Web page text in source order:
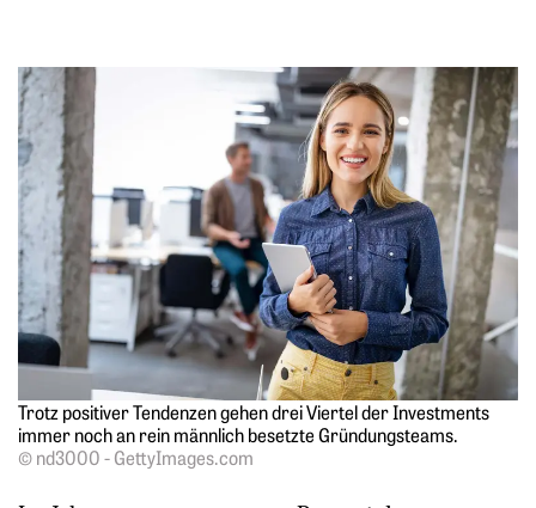
Trotz positiver Tendenzen gehen drei Viertel der Investments
immer noch an rein männlich besetzte Gründungsteams.
© nd3000 - GettyImages.com